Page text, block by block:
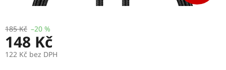
185 Kč –20 %
148 Kč
122 Kč bez DPH